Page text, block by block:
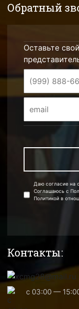
Обратный
Оставьте
Даю согласие на
Соглашаюсь с
Политикой в
Контакты:
с 03:00 —